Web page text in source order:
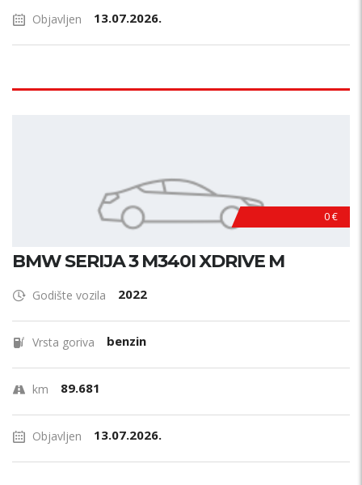
Objavljen 13.07.2026.
0 €
BMW SERIJA 3 M340I XDRIVE M
Godište vozila 2022
Vrsta goriva benzin
km 89.681
Objavljen 13.07.2026.